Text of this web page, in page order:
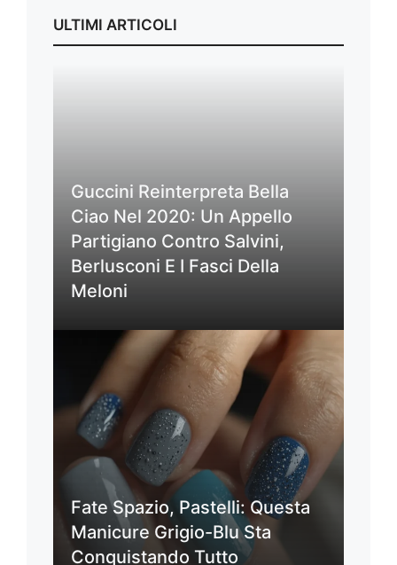
ULTIMI ARTICOLI
Guccini Reinterpreta Bella
Ciao Nel 2020: Un Appello
Partigiano Contro Salvini,
Berlusconi E I Fasci Della
Meloni
Fate Spazio, Pastelli: Questa
Manicure Grigio-Blu Sta
Conquistando Tutto